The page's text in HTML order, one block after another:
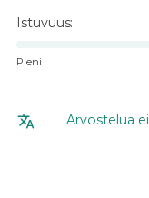
Istuvuus:
Pieni
Arvostelua